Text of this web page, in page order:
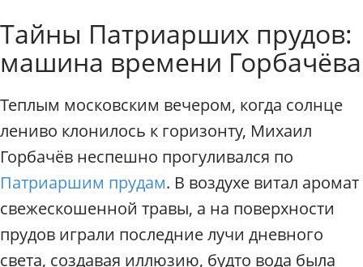
с
к
у
с
и
и
п
М
о
к
в
Индивидуальные
Тайны Патриарших прудов:
машина времени Горбачёва
Теплым московским вечером, когда солнце
лениво клонилось к горизонту, Михаил
Горбачёв неспешно прогуливался по
Патриаршим прудам. В воздухе витал аромат
свежескошенной травы, а на поверхности
прудов играли последние лучи дневного
света, создавая иллюзию, будто вода была